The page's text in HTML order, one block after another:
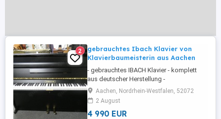
2
gebrauchtes Ibach Klavier von
Klavierbaumeisterin aus Aachen
- gebrauchtes IBACH Klavier - komplett
aus deutscher Herstellung -
Seriennummer: 106392 - von
Klavierbaumeisterin komplett überarbeitet
- RENNER-Mechanik und Instrument sind
in sehr gutem Zustand - Hammerköpfe
Aachen, Nordrhein-Westfalen, 52072
2 August
4 990 EUR